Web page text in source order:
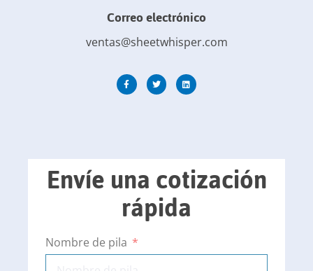
Correo electrónico
ventas@sheetwhisper.com
Envíe una cotización
rápida
Nombre de pila